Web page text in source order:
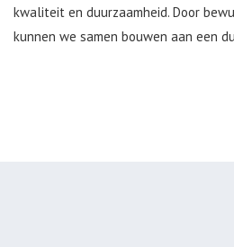
kwaliteit en duurzaamheid. Door
kunnen we samen bouwen aan een